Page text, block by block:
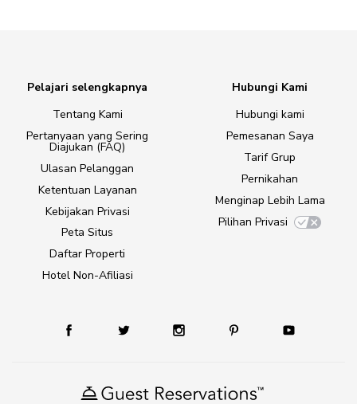
Pelajari selengkapnya
Tentang Kami
Pertanyaan yang Sering
Diajukan (FAQ)
Ulasan Pelanggan
Ketentuan Layanan
Kebijakan Privasi
Peta Situs
Daftar Properti
Hotel Non-Afiliasi
Hubungi Kami
Hubungi kami
Pemesanan Saya
Tarif Grup
Pernikahan
Menginap Lebih Lama
Pilihan Privasi